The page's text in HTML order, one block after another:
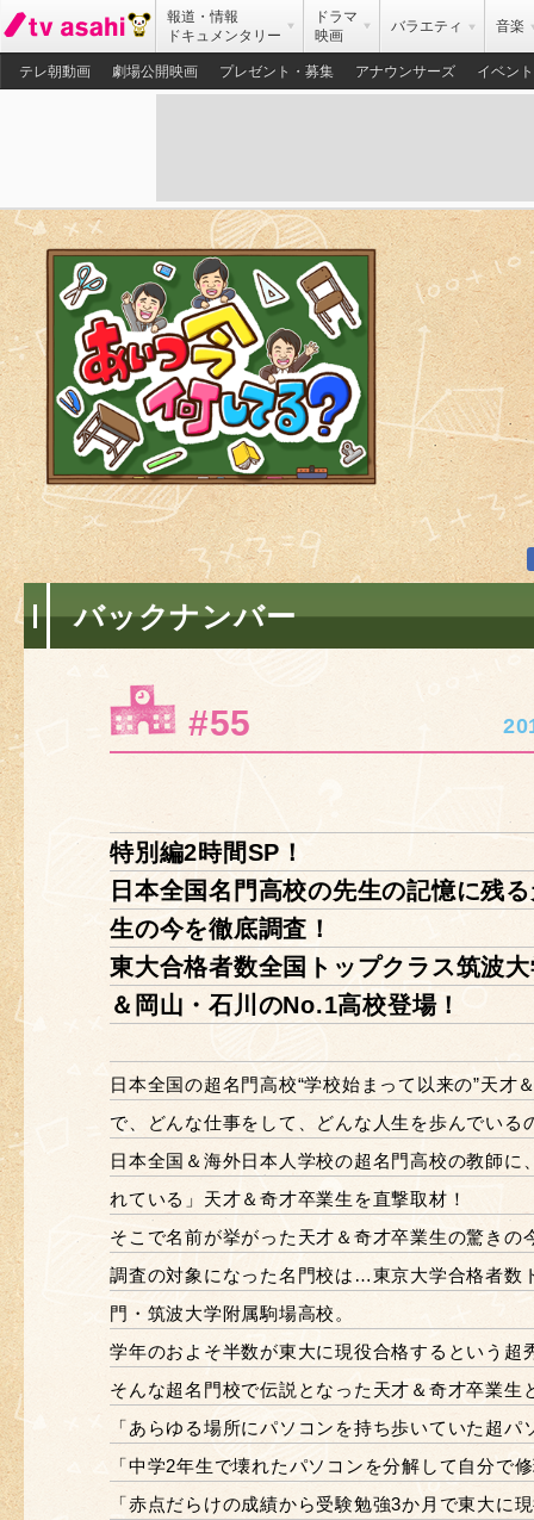
報道・情報
ドキュメンタリー
ドラマ
映画
バラエティ 音楽
テレ朝動画 劇場公開映画 プレゼント・募集 アナウンサーズ イベント
バックナンバー
#55
特別編2時間SP！
日本全国名門高校の先生の記憶に残
生の今を徹底調査！
東大合格者数全国トップクラス筑波
＆岡山・石川のNo.1高校登場！
日本全国の超名門高校“学校始まって以来の”天才
で、どんな仕事をして、どんな人生を歩んでいる
日本全国＆海外日本人学校の超名門高校の教師に
れている」天才＆奇才卒業生を直撃取材！
そこで名前が挙がった天才＆奇才卒業生の驚きの
調査の対象になった名門校は…東京大学合格者数
門・筑波大学附属駒場高校。
学年のおよそ半数が東大に現役合格するという超
そんな超名門校で伝説となった天才＆奇才卒業生
「あらゆる場所にパソコンを持ち歩いていた超パ
「中学2年生で壊れたパソコンを分解して自分で
「赤点だらけの成績から受験勉強3か月で東大に